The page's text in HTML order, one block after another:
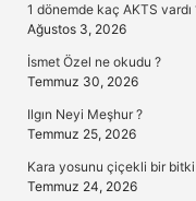
1 dönemde kaç AKTS vardı
Ağustos 3, 2026
İsmet Özel ne okudu ?
Temmuz 30, 2026
Ilgın Neyi Meşhur ?
Temmuz 25, 2026
Kara yosunu çiçekli bir bitki
Temmuz 24, 2026